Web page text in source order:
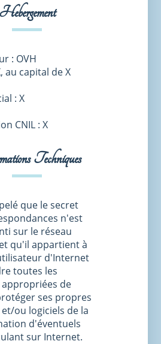
Hebergement
: OVH
au capital de X
: X
CNIL : X
Techniques
que le secret
n'est
sur le réseau
qu'il appartient à
d'Internet
toutes les
de
ses propres
ou logiciels de la
d'éventuels
sur Internet.